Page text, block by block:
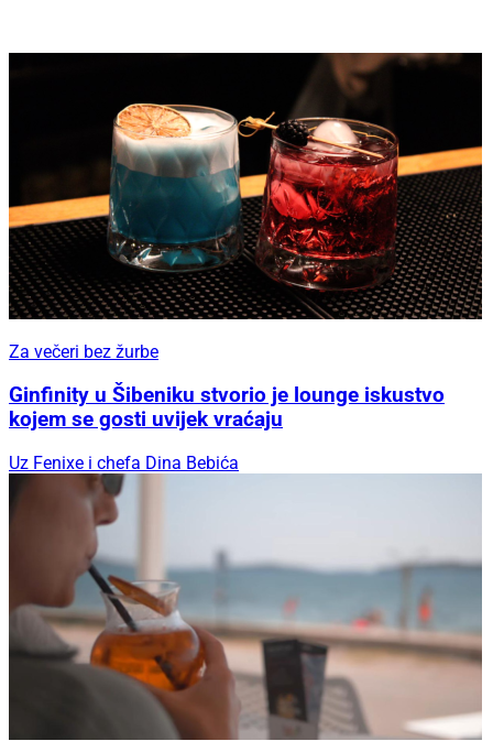
Za večeri bez žurbe
Ginfinity u Šibeniku stvorio je lounge iskustvo
kojem se gosti uvijek vraćaju
Uz Fenixe i chefa Dina Bebića